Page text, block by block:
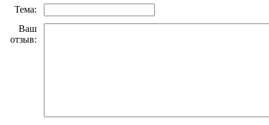
Тема:
Ваш
отзыв: